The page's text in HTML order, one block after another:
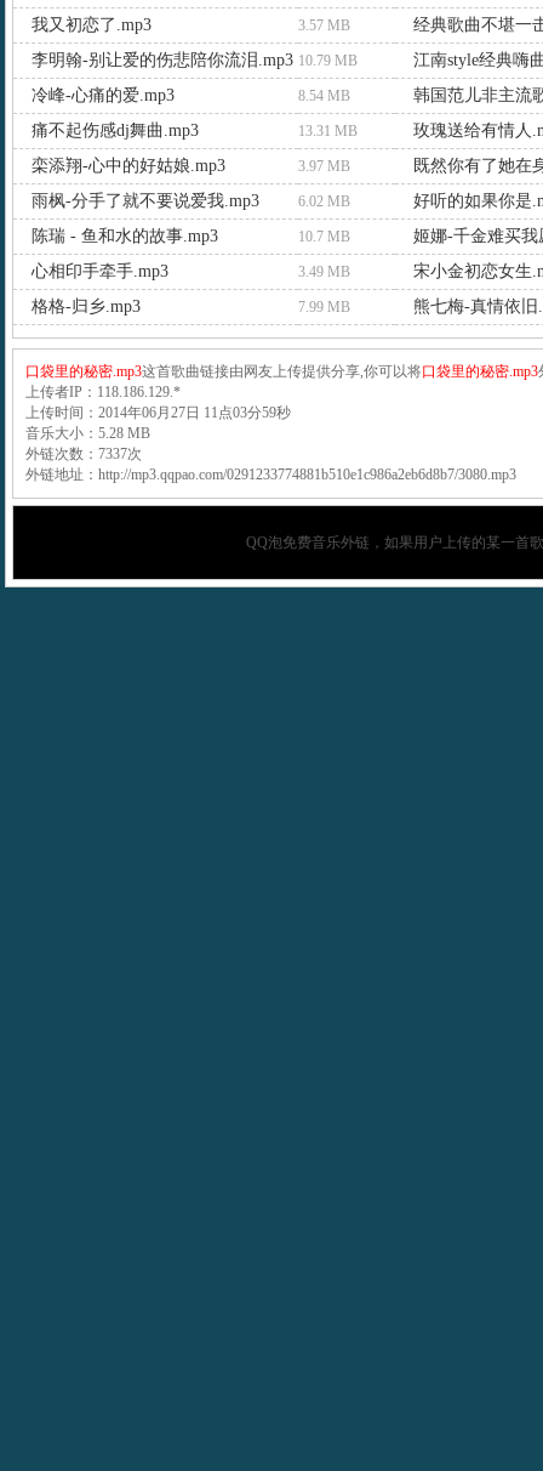
我又初恋了.mp3
3.57 MB
经典歌曲不堪一
李明翰-别让爱的伤悲陪你流泪.mp3 10.79 MB
江南style经典嗨
冷峰-心痛的爱.mp3
8.54 MB
韩国范儿非主流
痛不起伤感dj舞曲.mp3
13.31 MB
玫瑰送给有情人
栾添翔-心中的好姑娘.mp3
3.97 MB
既然你有了她在
雨枫-分手了就不要说爱我.mp3
6.02 MB
好听的如果你是
陈瑞 - 鱼和水的故事.mp3
10.7 MB
姬娜-千金难买我
心相印手牵手.mp3
3.49 MB
宋小金初恋女生
格格-归乡.mp3
7.99 MB 熊七梅-真情依旧
口袋里的秘密.mp3这首歌曲链接由网友上传提供分享,你可以将口袋里的秘密.mp3
上传者IP：118.186.129.*
上传时间：2014年06月27日 11点03分59秒
音乐大小：5.28 MB
外链次数：7337次
外链地址：http://mp3.qqpao.com/0291233774881b510e1c986a2eb6d8b7/3080.mp3
QQ泡免费音乐外链，如果用户上传的某一首